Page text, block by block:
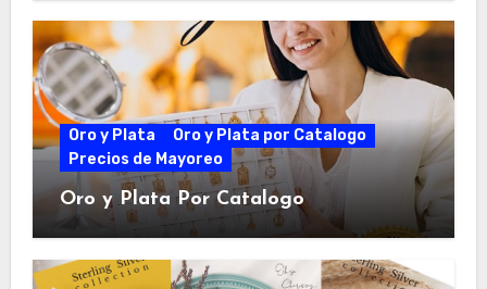
Oro y Plata
Oro y Plata por Catalogo
Precios de Mayoreo
Oro y Plata Por Catalogo